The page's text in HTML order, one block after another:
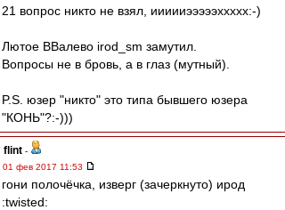
21 вопрос никто не взял, иииииэээээххххх:-)
Лютое ВВалево irod_sm замутил.
Вопросы не в бровь, а в глаз (мутный).
P.S. юзер "никто" это типа бывшего юзера
"КОНЬ"?:-)))
flint -
01 фев 2017 11:53
гони полочёчка, изверг (зачеркнуто) ирод
:twisted: